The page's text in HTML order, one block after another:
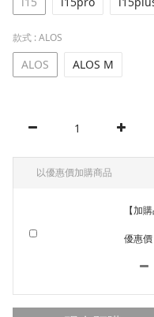
款式 : ALOS
ALOS ALOS M
以優惠價加購商品
【加
優惠